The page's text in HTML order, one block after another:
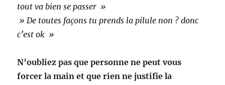
tout va bien se passer »
» De toutes façons tu prends la pilule non ? donc
c’est ok »
N’oubliez pas que personne ne peut vous
forcer la main et que rien ne justifie la